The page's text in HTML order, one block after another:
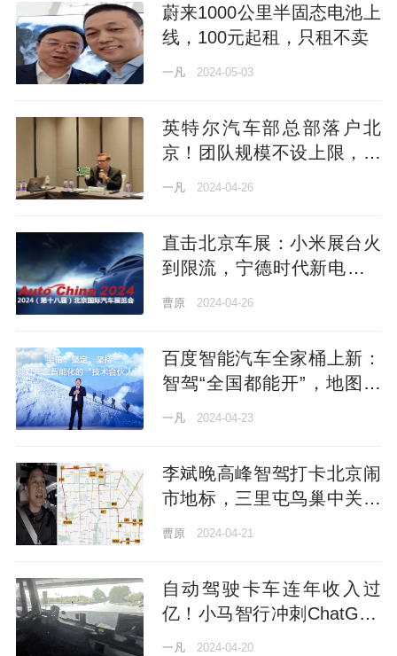
蔚来1000公里半固态电池上
线，100元起租，只租不卖
一凡 2024-05-03
英特尔汽车部总部落户北
京！团队规模不设上限，芯
粒技术是杀手锏
一凡 2024-04-26
直击北京车展：小米展台火
到限流，宁德时代新电池“1
秒1公里”，最值得关注的信
曹原 2024-04-26
百度智能汽车全家桶上新：
智驾“全国都能开”，地图上
车华为特斯拉，大模型“开箱
一凡 2024-04-23
李斌晚高峰智驾打卡北京闹
市地标，三里屯鸟巢中关村
一圈下来接管1.5次！蔚来
曹原 2024-04-21
自动驾驶卡车连年收入过
亿！小马智行冲刺ChatGPT
时刻
一凡 2024-04-20